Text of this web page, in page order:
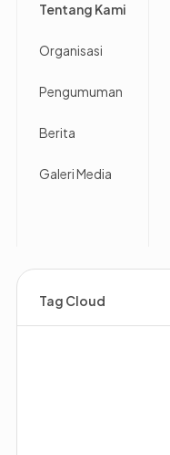
Tentang Kami
Organisasi
Pengumuman
Berita
Galeri Media
Tag Cloud